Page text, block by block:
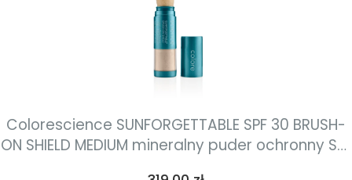
Colorescience SUNFORGETTABLE SPF 30 BRUSH-
ON SHIELD MEDIUM mineralny puder ochronny SPF